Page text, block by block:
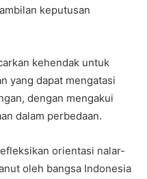
keputusan
kehendak untuk
yang dapat mengatasi
dengan mengakui
dalam perbedaan.
orientasi nalar-
oleh bangsa Indonesia